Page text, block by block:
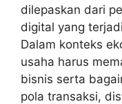
dilepaskan dari
digital yang
Dalam konteks
usaha harus
bisnis serta
pola transaksi,